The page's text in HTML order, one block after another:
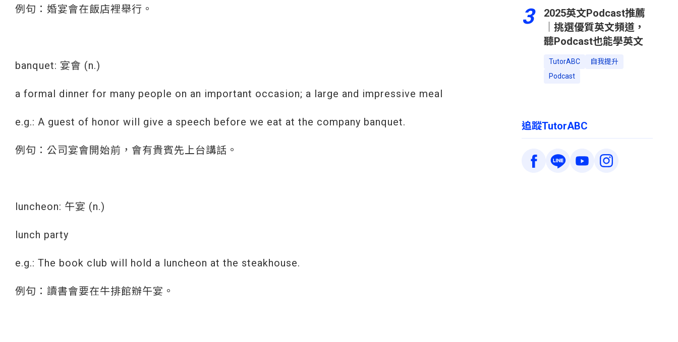
例句：婚宴會在飯店裡舉行。
banquet: 宴會 (n.)
a formal dinner for many people on an important occasion; a large and impressive meal
e.g.: A guest of honor will give a speech before we eat at the company banquet.
例句：公司宴會開始前，會有貴賓先上台講話。
luncheon: 午宴 (n.)
lunch party
e.g.: The book club will hold a luncheon at the steakhouse.
例句：讀書會要在牛排館辦午宴。
3
2025英文Podcast推薦
｜挑選優質英文頻道，
聽Podcast也能學英文
TutorABC
自我提升
Podcast
追蹤TutorABC